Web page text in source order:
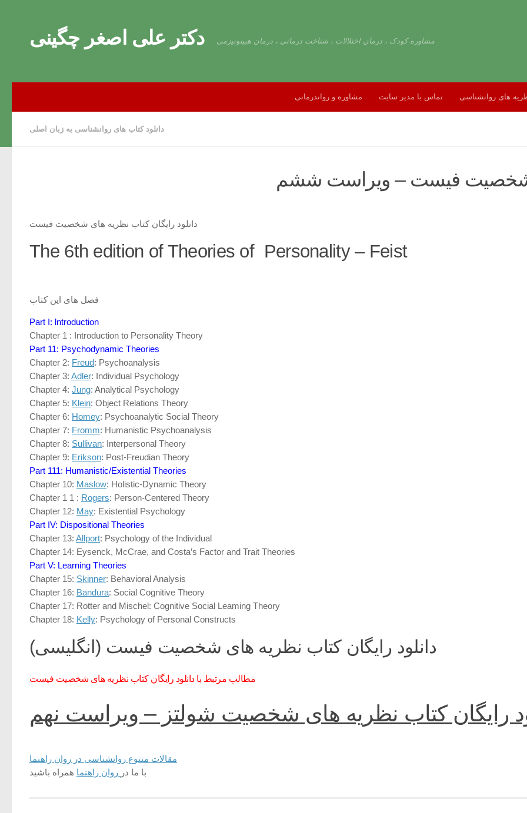
دکتر علی اصغر چگینی مشاوره کودک ، درمان اختلالات ، شناخت درمانی ، درمان هیپنوتیزمی
های روانشناسی تماس با مدیر سایت مشاوره و رواندرمانی
دانلود کتاب های روانشناسی به زبان اصلی
شخصیت فیست – ویراست ششم
دانلود رایگان کتاب نظریه های شخصیت فیست
The 6th edition of
Theories of Personality – Feist
فصل های این کتاب
Part I: lntroduction
Chapter 1 : Introduction to Personality Theory
Part 11: Psychodynamic Theories
Chapter 2: Freud: Psychoanalysis
Chapter 3: Adler: Individual Psychology
Chapter 4: Jung: Analytical Psychology
Chapter 5: Klein: Object Relations Theory
Chapter 6: Homey: Psychoanalytic Social Theory
Chapter 7: Fromm: Humanistic Psychoanalysis
Chapter 8: Sullivan: Interpersonal Theory
Chapter 9: Erikson: Post-Freudian Theory
Part 111: Humanistic/Existential Theories
Chapter 10: Maslow: Holistic-Dynamic Theory
Chapter 1 1 : Rogers: Person-Centered Theory
Chapter 12: May: Existential Psychology
Part IV: Dispositional Theories
Chapter 13: Allport: Psychology of the Individual
Chapter 14: Eysenck, McCrae, and Costa’s Factor and Trait Theories
Part V: Learning Theories
Chapter 15: Skinner: Behavioral Analysis
Chapter 16: Bandura: Social Cognitive Theory
Chapter 17: Rotter and Mischel: Cognitive Social Leaming Theory
Chapter 18: Kelly: Psychology of Personal Constructs
دانلود رایگان کتاب نظریه های شخصیت فیست (انگلیسی)
مطالب مرتبط با دانلود رایگان کتاب نظریه های شخصیت فیست
رایگان کتاب نظریه های شخصیت شولتز – ویراست نهم
مقالات متنوع روانشناسی در روان راهنما
با ما در روان راهنما همراه باشید